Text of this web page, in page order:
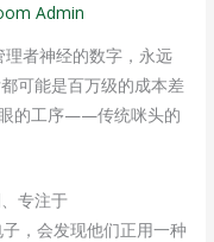
Admin
者神经的数字，永远
可能是百万级的成本差
眼的工序——传统咪头的
专注于
，会发现他们正用一种